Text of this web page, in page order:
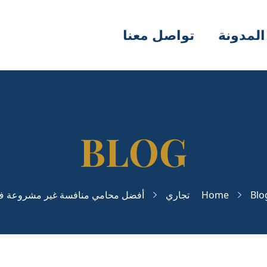
المدونة تواصل معنا
Home تجاري أفضل محامي منافسة غير مشروعة